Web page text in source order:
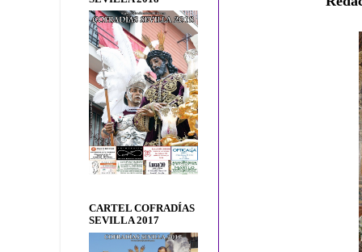
CARTEL COFRADÍAS
SEVILLA 2017